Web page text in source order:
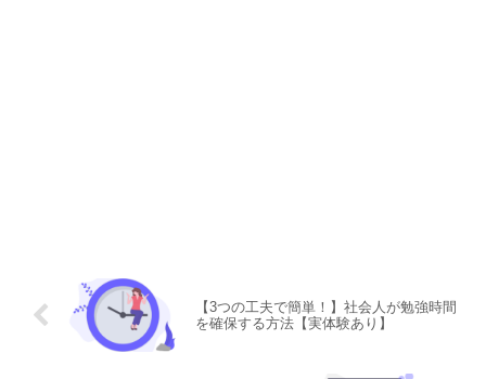
【3つの工夫で簡単！】社会人が勉強時間
を確保する方法【実体験あり】